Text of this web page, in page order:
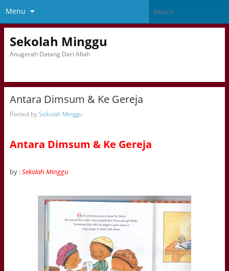
Menu
Sekolah Minggu
Anugerah Datang Dari Allah
Antara Dimsum & Ke Gereja
Posted bySekolah Minggu
Antara Dimsum & Ke Gereja
by :Sekolah Minggu